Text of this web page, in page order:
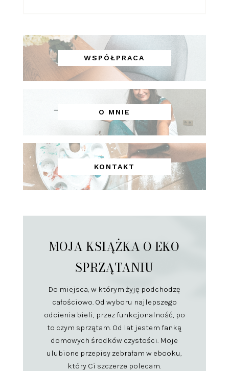
WSPÓŁPRACA
O MNIE
KONTAKT
MOJA KSIĄŻKA O EKO
SPRZĄTANIU
Do miejsca, w którym żyję podchodzę
całościowo. Od wyboru najlepszego
odcienia bieli, przez funkcjonalność, po
to czym sprzątam. Od lat jestem fanką
domowych środków czystości. Moje
ulubione przepisy zebrałam w ebooku,
który Ci szczerze polecam.